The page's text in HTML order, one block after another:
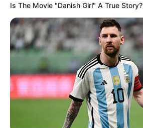
Is The Movie "Danish Girl" A True Story?